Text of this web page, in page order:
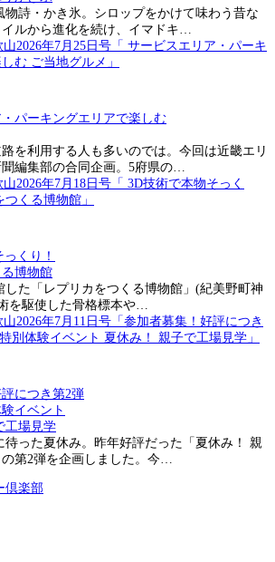
物詩・かき氷。シロップをかけて味わう昔な
ルから進化を続け、イマドキ…
パーキングエリアで楽しむ
を利用する人も多いのでは。今回は近畿エリ
編集部の合同企画。5府県の…
くり！
博物館
した「レプリカをつくる博物館」(紀美野町神
を駆使した骨格標本や…
につき第2弾
イベント
工場見学
待った夏休み。昨年好評だった「夏休み！ 親
第2弾を企画しました。今…